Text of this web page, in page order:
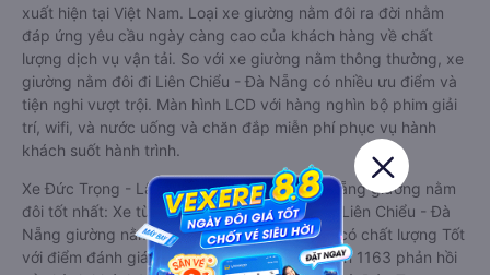
xuất hiện tại Việt Nam. Loại xe giường nằm đôi ra đời nhằm
đáp ứng yêu cầu ngày càng cao của khách hàng về chất
lượng dịch vụ vận tải. So với xe giường nằm thông thường, xe
giường nằm đôi đi Liên Chiểu - Đà Nẵng có nhiều ưu điểm và
tiện nghi vượt trội. Màn hình LCD với hàng nghìn bộ phim giải
trí, wifi, và nước uống và chăn đắp miễn phí phục vụ hành
khách suốt hành trình.
Xe Đức Trọng - Lâm Đồng Liên Chiểu - Đà Nẵng giường nằm
đôi tốt nhất: Xe từ Đức Trọng - Lâm Đồng đi Liên Chiểu - Đà
Nẵng giường nằm đôi được đánh giá chung có chất lượng Tốt
với điểm đánh giá trung bình từ 4.1/5 dựa trên 1163 phản hồi